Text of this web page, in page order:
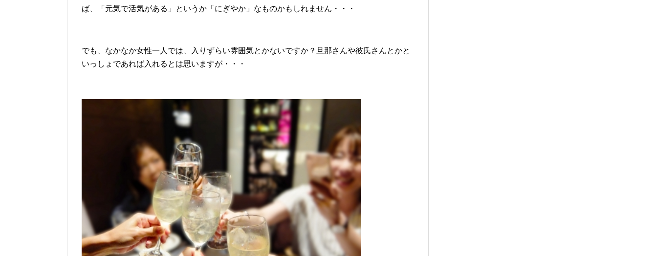
ば、「元気で活気がある」というか「にぎやか」なものかもしれません・・・
でも、なかなか女性一人では、入りずらい雰囲気とかないですか？旦那さんや彼氏さんとかと
いっしょであれば入れるとは思いますが・・・